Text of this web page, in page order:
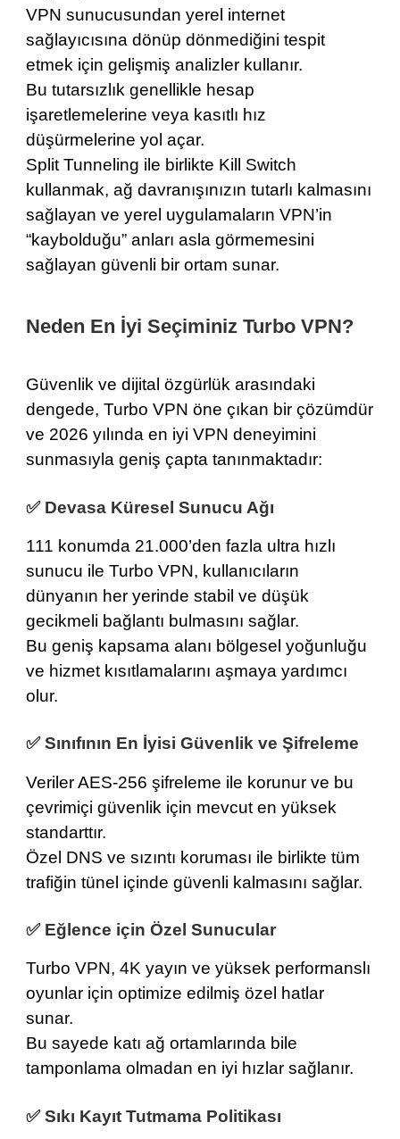
VPN sunucusundan yerel internet
sağlayıcısına dönüp dönmediğini tespit
etmek için gelişmiş analizler kullanır.
Bu tutarsızlık genellikle hesap
işaretlemelerine veya kasıtlı hız
düşürmelerine yol açar.
Split Tunneling ile birlikte Kill Switch
kullanmak, ağ davranışınızın tutarlı kalmasını
sağlayan ve yerel uygulamaların VPN’in
“kaybolduğu” anları asla görmemesini
sağlayan güvenli bir ortam sunar.
Neden En İyi Seçiminiz Turbo VPN?
Güvenlik ve dijital özgürlük arasındaki
dengede, Turbo VPN öne çıkan bir çözümdür
ve 2026 yılında en iyi VPN deneyimini
sunmasıyla geniş çapta tanınmaktadır:
✅ Devasa Küresel Sunucu Ağı
111 konumda 21.000’den fazla ultra hızlı
sunucu ile Turbo VPN, kullanıcıların
dünyanın her yerinde stabil ve düşük
gecikmeli bağlantı bulmasını sağlar.
Bu geniş kapsama alanı bölgesel yoğunluğu
ve hizmet kısıtlamalarını aşmaya yardımcı
olur.
✅ Sınıfının En İyisi Güvenlik ve Şifreleme
VerilerAES-256 şifreleme ile korunur ve bu
çevrimiçi güvenlik için mevcut en yüksek
standarttır.
Özel DNS ve sızıntı koruması ile birlikte tüm
trafiğin tünel içinde güvenli kalmasını sağlar.
✅ Eğlence için Özel Sunucular
Turbo VPN, 4K yayın ve yüksek performanslı
oyunlariçin optimize edilmiş özel hatlar
sunar.
Bu sayede katı ağ ortamlarında bile
tamponlama olmadan en iyi hızlarsağlanır.
✅ Sıkı Kayıt Tutmama Politikası